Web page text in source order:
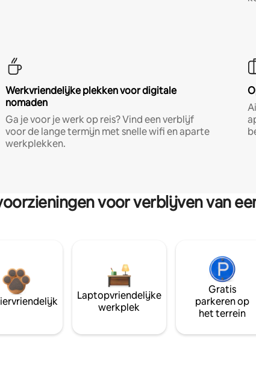
Werkvriendelijke plekken voor digitale
nomaden
Ga je voor je werk op reis? Vind een verblijf
voor de lange termijn met snelle wifi en aparte
werkplekken.
voor verblijven van
Laptopvriendelijke
werkplek
Gratis
parkeren op
het terrein